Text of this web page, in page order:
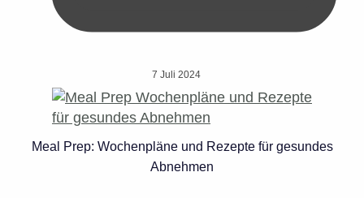
7 Juli 2024
Meal Prep: Wochenpläne und Rezepte für gesundes
Abnehmen